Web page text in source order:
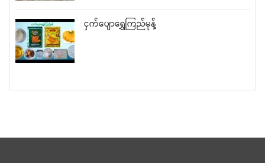
ငှက်ပျောရွှေကြည်မုန့်